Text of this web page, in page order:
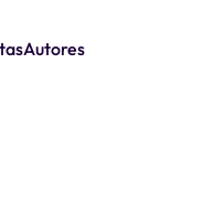
Autores